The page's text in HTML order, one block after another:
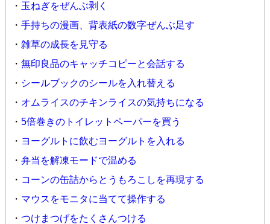
・ 玉ねぎをぜんぶ剥く
・ 手持ちの漫画、背表紙の数字ぜんぶ足す
・ 雑草の成長を見守る
・ 無印良品のキャッチコピーと会話する
・ シールブックのシールを入れ替える
・ オムライスのチキンライスの気持ちになる
・ 5倍巻きのトイレットペーパーを買う
・ ヨーグルトに飲むヨーグルトを入れる
・ 弁当を解凍モードで温める
・ コーンの缶詰からとうもろこしを再現する
・ マウスをモニタに当てて操作する
・ つけまつげをたくさんつける